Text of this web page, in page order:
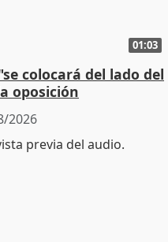
01:03
colocará del lado del
oposición
2026